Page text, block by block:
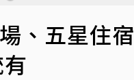
、五星住宿